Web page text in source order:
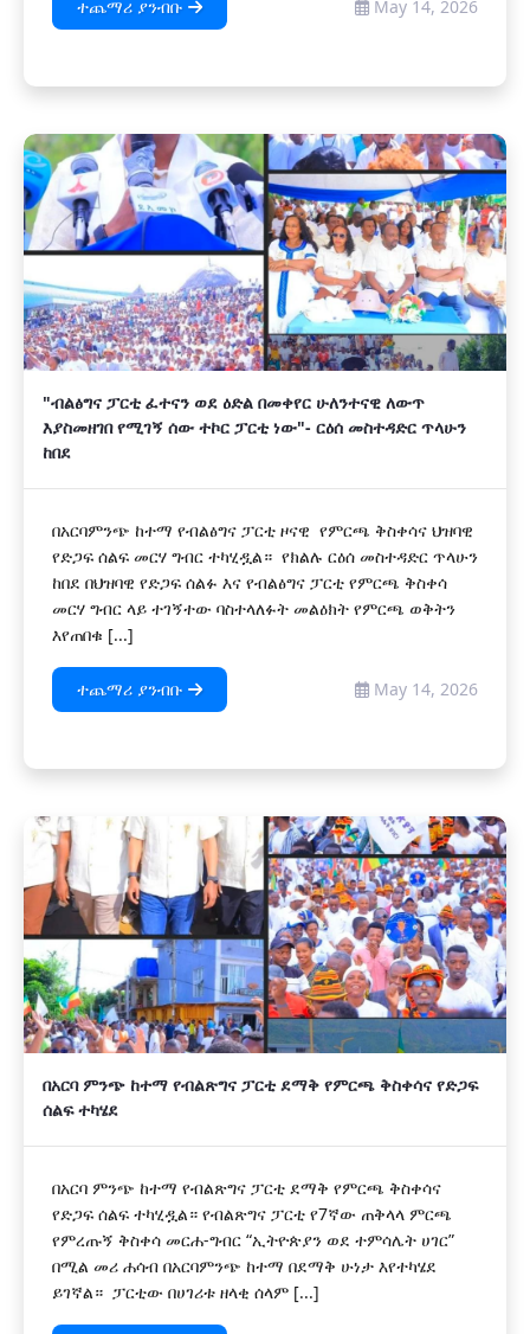
ተጨማሪ ያንብቡ May 14, 2026
"ብልፅግና ፓርቲ ፈተናን ወደ ዕድል በመቀየር ሁለንተናዊ ለውጥ
እያስመዘገበ የሚገኝ ሰው ተኮር ፓርቲ ነው"- ርዕሰ መስተዳድር ጥላሁን
ከበደ
በአርባምንጭ ከተማ የብልፅግና ፓርቲ ዞናዊ የምርጫ ቅስቀሳና ህዝባዊ
የድጋፍ ሰልፍ መርሃ ግብር ተካሂዷል። የክልሉ ርዕሰ መስተዳድር ጥላሁን
ከበደ በህዝባዊ የድጋፍ ሰልፉ እና የብልፅግና ፓርቲ የምርጫ ቅስቀሳ
መርሃ ግብር ላይ ተገኝተው ባስተላለፉት መልዕክት የምርጫ ወቅትን
እየጠበቁ [...]
ተጨማሪ ያንብቡ May 14, 2026
በአርባ ምንጭ ከተማ የብልጽግና ፓርቲ ደማቅ የምርጫ ቅስቀሳና የድጋፍ
ሰልፍ ተካሄደ
በአርባ ምንጭ ከተማ የብልጽግና ፓርቲ ደማቅ የምርጫ ቅስቀሳና
የድጋፍ ሰልፍ ተካሂዷል። የብልጽግና ፓርቲ የ7ኛው ጠቅላላ ምርጫ
የምረጡኝ ቅስቀሳ መርሐ-ግብር “ኢትዮጵያን ወደ ተምሳሌት ሀገር”
በሚል መሪ ሐሳብ በአርባምንጭ ከተማ በደማቅ ሁነታ እየተካሄደ
ይገኛል። ፓርቲው በሀገሪቱ ዘላቂ ሰላም [...]